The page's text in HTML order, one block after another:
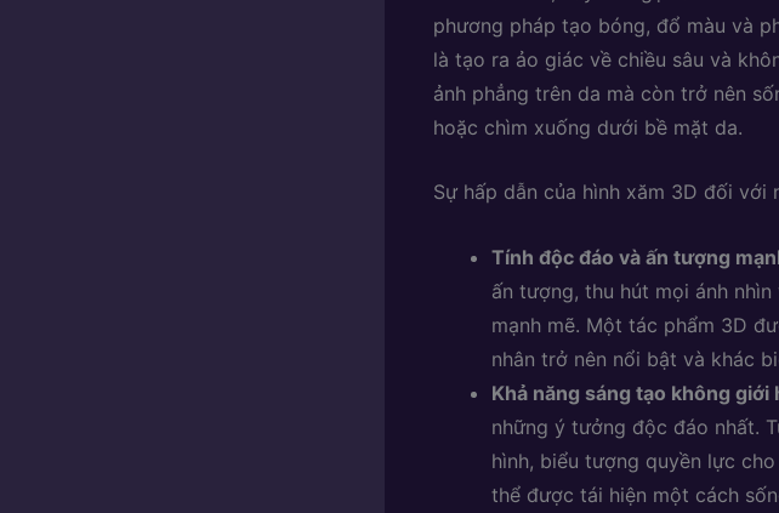
phương pháp tạo bóng, đổ màu và
là tạo ra ảo giác về chiều sâu và
ảnh phẳng trên da mà còn trở nên
hoặc chìm xuống dưới bề mặt da.
Sự hấp dẫn của hình xăm 3D đối
Tính độc đáo và ấn tượng
ấn tượng, thu hút mọi ánh
mạnh mẽ. Một tác phẩm 3D
nhân trở nên nổi bật và khác
Khả năng sáng tạo không giới
những ý tưởng độc đáo nhất.
hình, biểu tượng quyền lực
thể được tái hiện một cách